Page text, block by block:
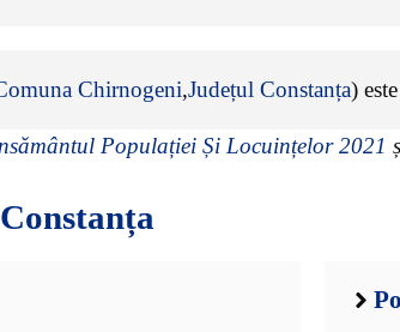
Chirnogeni,Județul Constanța) este
Populației Și Locuințelor 2021